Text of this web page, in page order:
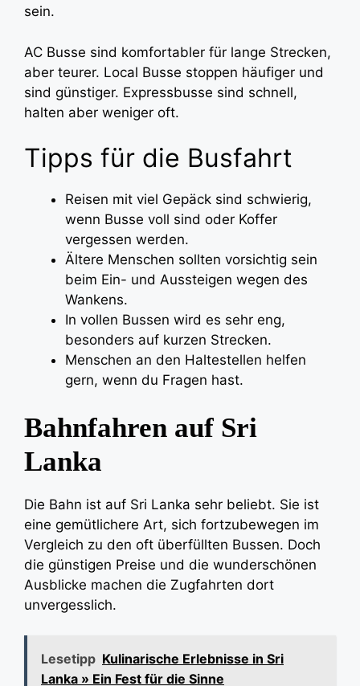
sein.
AC Busse sind komfortabler für lange Strecken,
aber teurer. Local Busse stoppen häufiger und
sind günstiger. Expressbusse sind schnell,
halten aber weniger oft.
Tipps für die Busfahrt
Reisen mit viel Gepäck sind schwierig,
wenn Busse voll sind oder Koffer
vergessen werden.
Ältere Menschen sollten vorsichtig sein
beim Ein- und Aussteigen wegen des
Wankens.
In vollen Bussen wird es sehr eng,
besonders auf kurzen Strecken.
Menschen an den Haltestellen helfen
gern, wenn du Fragen hast.
Bahnfahren auf Sri
Lanka
Die Bahn ist auf Sri Lanka sehr beliebt. Sie ist
eine gemütlichere Art, sich fortzubewegen im
Vergleich zu den oft überfüllten Bussen. Doch
die günstigen Preise und die wunderschönen
Ausblicke machen die Zugfahrten dort
unvergesslich.
Lesetipp Kulinarische Erlebnisse in Sri
Lanka » Ein Fest für die Sinne